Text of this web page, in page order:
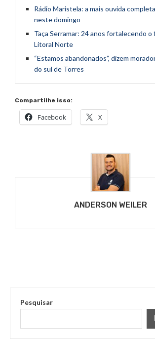
Rádio Maristela: a mais ouvida
neste domingo
Taça Serramar: 24 anos fortalecendo
Litoral Norte
“Estamos abandonados”, dizem
do sul de Torres
Compartilhe isso:
Facebook X
ANDERSON WEILER
Pesquisar